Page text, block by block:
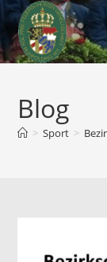
Zum
Inhalt
springen
Blog
> Sport >